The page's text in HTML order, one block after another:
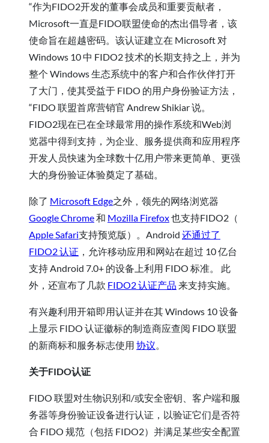
“作为FIDO2开发的董事会成员和重要贡献者，
Microsoft一直是FIDO联盟使命的杰出倡导者，该
使命旨在超越密码。该认证建立在 Microsoft 对
Windows 10 中 FIDO2 技术的长期支持之上，并为
整个 Windows 生态系统中的客户和合作伙伴打开
了大门，使其受益于 FIDO 的用户身份验证方法，
“FIDO 联盟首席营销官 Andrew Shikiar 说。
FIDO2现在已在全球最常用的操作系统和Web浏
览器中得到支持，为企业、服务提供商和应用程序
开发人员快速为全球数十亿用户带来更简单、更强
大的身份验证体验奠定了基础。
除了 Microsoft Edge之外，领先的网络浏览器
Google Chrome和 Mozilla Firefox也支持FIDO2（
Apple Safari支持预览版）。Android 还通过了
FIDO2 认证 ，允许移动应用和网站在超过 10 亿台
支持 Android 7.0+ 的设备上利用 FIDO 标准。 此
外，还宣布了几款 FIDO2 认证产品 来支持实施。
有兴趣利用开箱即用认证并在其 Windows 10 设备
上显示 FIDO 认证徽标的制造商应查阅 FIDO 联盟
的新商标和服务标志使用 协议。
关于FIDO认证
FIDO 联盟对生物识别和/或安全密钥、客户端和服
务器等身份验证设备进行认证，以验证它们是否符
合 FIDO 规范（包括 FIDO2）并满足某些安全配置